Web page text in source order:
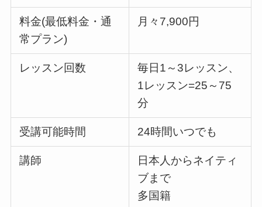
料金(最低料金・通
常プラン)
月々7,900円
レッスン回数
毎日1～3レッスン、
1レッスン=25～75
分
受講可能時間 24時間いつでも
講師
日本人からネイティ
ブまで
多国籍